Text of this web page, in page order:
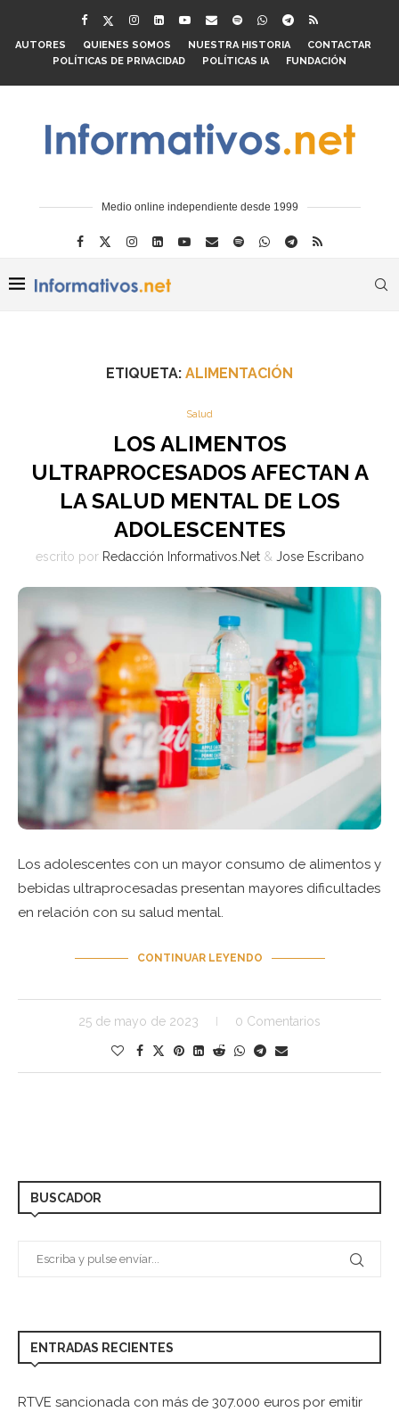
AUTORES QUIENES SOMOS NUESTRA HISTORIA
CONTACTAR
POLÍTICAS DE PRIVACIDAD
POLÍTICAS IA FUNDACIÓN
Medio online independiente desde 1999
ETIQUETA: ALIMENTACIÓN
Salud
LOS ALIMENTOS
ULTRAPROCESADOS AFECTAN A
LA SALUD MENTAL DE LOS
ADOLESCENTES
escrito por Redacción Informativos.Net& Jose Escribano
Los adolescentes con un mayor consumo de alimentos y
bebidas ultraprocesadas presentan mayores dificultades
en relación con su salud mental.
CONTINUAR LEYENDO
25 de mayo de 2023 0 Comentarios
BUSCADOR
ENTRADAS RECIENTES
RTVE sancionada con más de 307.000 euros por emitir